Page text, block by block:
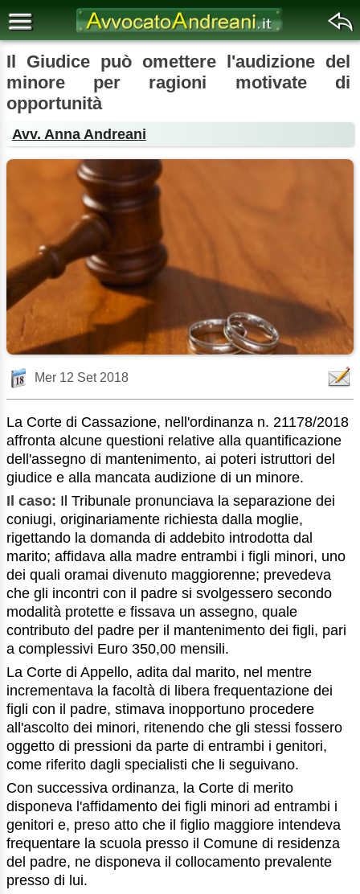
Il Giudice può omettere l'audizione del
minore per ragioni motivate di
opportunità
Avv. Anna Andreani
Mer 12 Set 2018
La Corte di Cassazione, nell'ordinanza n. 21178/2018
affronta alcune questioni relative alla quantificazione
dell'assegno di mantenimento, ai poteri istruttori del
giudice e alla mancata audizione di un minore.
Il caso: Il Tribunale pronunciava la separazione dei
coniugi, originariamente richiesta dalla moglie,
rigettando la domanda di addebito introdotta dal
marito; affidava alla madre entrambi i figli minori, uno
dei quali oramai divenuto maggiorenne; prevedeva
che gli incontri con il padre si svolgessero secondo
modalità protette e fissava un assegno, quale
contributo del padre per il mantenimento dei figli, pari
a complessivi Euro 350,00 mensili.
La Corte di Appello, adita dal marito, nel mentre
incrementava la facoltà di libera frequentazione dei
figli con il padre, stimava inopportuno procedere
all'ascolto dei minori, ritenendo che gli stessi fossero
oggetto di pressioni da parte di entrambi i genitori,
come riferito dagli specialisti che li seguivano.
Con successiva ordinanza, la Corte di merito
disponeva l'affidamento dei figli minori ad entrambi i
genitori e, preso atto che il figlio maggiore intendeva
frequentare la scuola presso il Comune di residenza
del padre, ne disponeva il collocamento prevalente
presso di lui.